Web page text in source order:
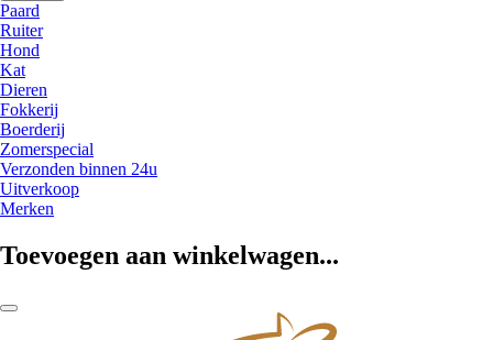
Paard
Ruiter
Hond
Kat
Dieren
Fokkerij
Boerderij
Zomerspecial
Verzonden binnen 24u
Uitverkoop
Merken
Toevoegen aan winkelwagen...